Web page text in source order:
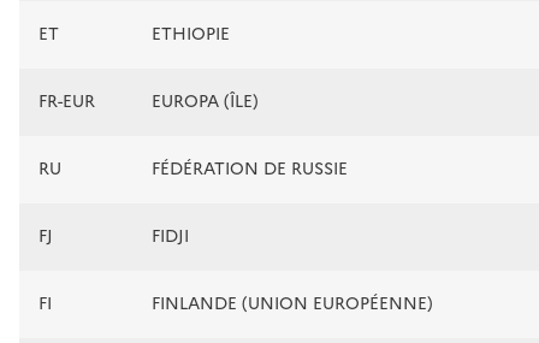
ET ETHIOPIE
FR-EUR EUROPA (ÎLE)
RU FÉDÉRATION DE RUSSIE
FJ FIDJI
FI FINLANDE (UNION EUROPÉENNE)